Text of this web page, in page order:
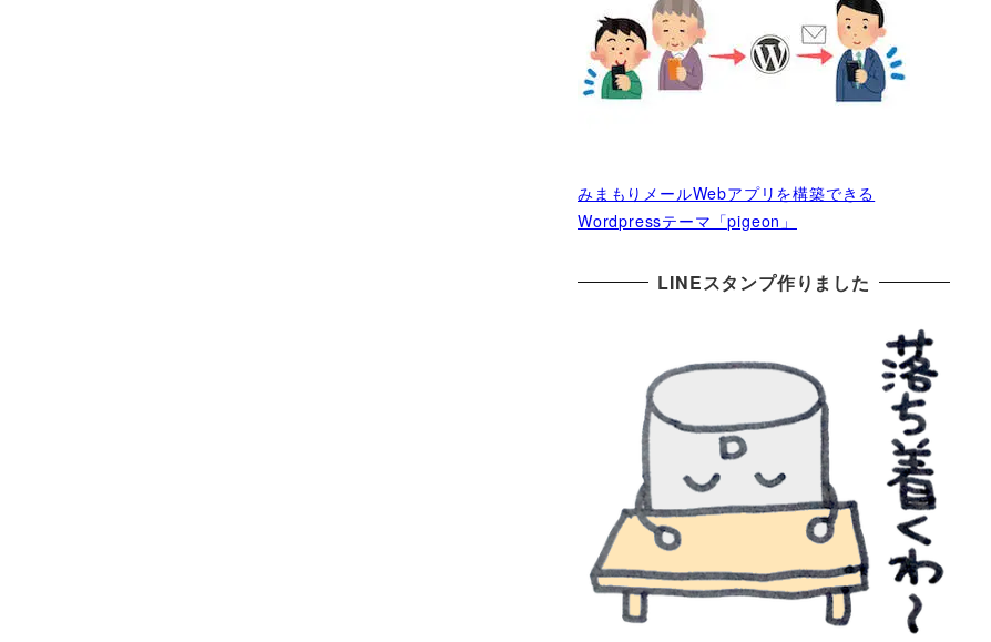
みまもりメールWebアプリを構築できる
Wordpressテーマ「pigeon」
LINEスタンプ作りました